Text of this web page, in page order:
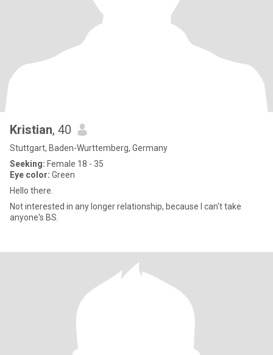
Kristian, 40
Stuttgart, Baden-Wurttemberg, Germany
Seeking: Female 18 - 35
Eye color: Green
Hello there.
Not interested in any longer relationship, because I can't take
anyone's BS.